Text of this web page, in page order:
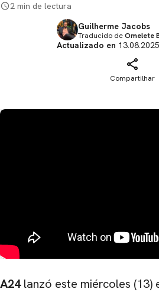
2 min de lectura
Guilherme Jacobs
Traducido deOmelete
Actualizado en
Compartilhar
A24lanzó este miércoles (13)